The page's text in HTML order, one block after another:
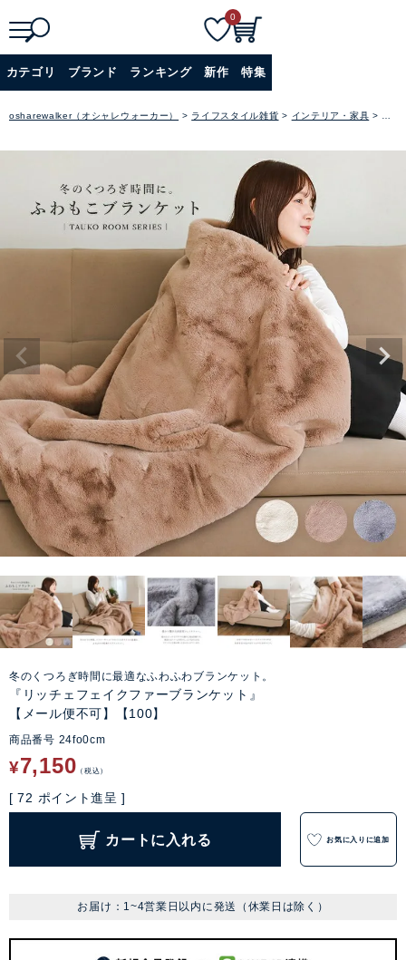
詳細検索
0
カテゴリ ブランド ランキング 新作 特集
osharewalker（オシャレウォーカー） ライフスタイル雑貨 インテリア・家具
冬のくつろぎ時間に最適なふわふわブランケット。
『リッチェフェイクファーブランケット』
【メール便不可】【100】
商品番号 24fo0cm
¥7,150 税込
[ 72 ポイント進呈 ]
カートに入れる お気に入りに追加
お届け：1~4営業日以内に発送（休業日は除く）